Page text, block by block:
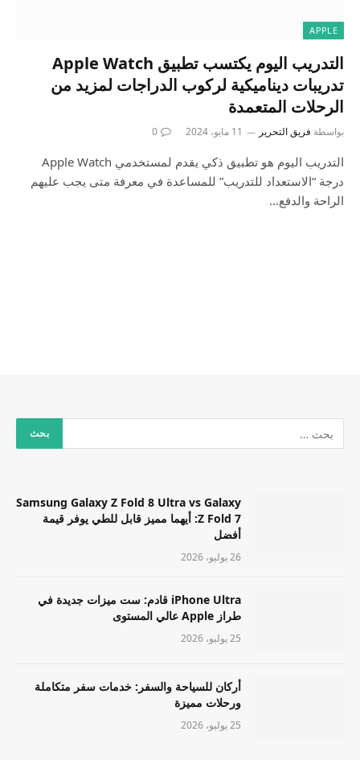
APPLE
التدريب اليوم يكتسب تطبيق Apple Watch
تدريبات ديناميكية لركوب الدراجات لمزيد من
الرحلات المتعمدة
بواسطة فريق التحرير 11 مايو، 2024 0
التدريب اليوم هو تطبيق ذكي يقدم لمستخدمي Apple Watch
درجة “الاستعداد للتدريب” للمساعدة في معرفة متى يجب عليهم
الراحة والدفع…
Samsung Galaxy Z Fold 8 Ultra vs Galaxy
Z Fold 7: أيهما مميز قابل للطي يوفر قيمة
أفضل
26 يوليو، 2026
iPhone Ultra قادم: ست ميزات جديدة في
طراز Apple عالي المستوى
25 يوليو، 2026
أركان للسياحة والسفر: خدمات سفر متكاملة
ورحلات مميزة
25 يوليو، 2026